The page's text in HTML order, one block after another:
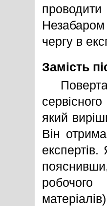
чергу в
Замість
який
Він